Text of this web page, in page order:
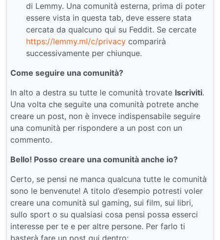
di Lemmy. Una comunità esterna, prima di poter
essere vista in questa tab, deve essere stata
cercata da qualcuno qui su Feddit. Se cercate
https://lemmy.ml/c/privacy comparirà
successivamente per chiunque.
Come seguire una comunità?
In alto a destra su tutte le comunità trovate Iscriviti.
Una volta che seguite una comunità potrete anche
creare un post, non è invece indispensabile seguire
una comunità per rispondere a un post con un
commento.
Bello! Posso creare una comunità anche io?
Certo, se pensi ne manca qualcuna tutte le comunità
sono le benvenute! A titolo d’esempio potresti voler
creare una comunità sul gaming, sui film, sui libri,
sullo sport o su qualsiasi cosa pensi possa esserci
interesse per te e per altre persone. Per farlo ti